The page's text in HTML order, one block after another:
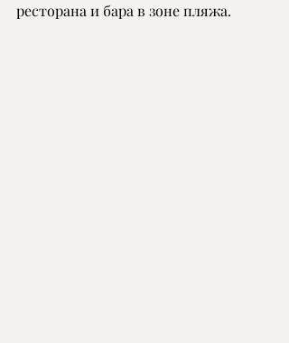
ресторана и бара в зоне пляжа.